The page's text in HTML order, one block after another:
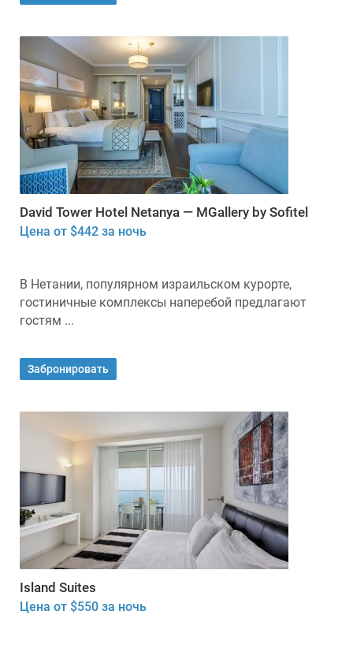
David Tower Hotel Netanya — MGallery by Sofitel
Цена от $442 за ночь
В Нетании, популярном израильском курорте,
гостиничные комплексы наперебой предлагают
гостям ...
Забронировать
Island Suites
Цена от $550 за ночь